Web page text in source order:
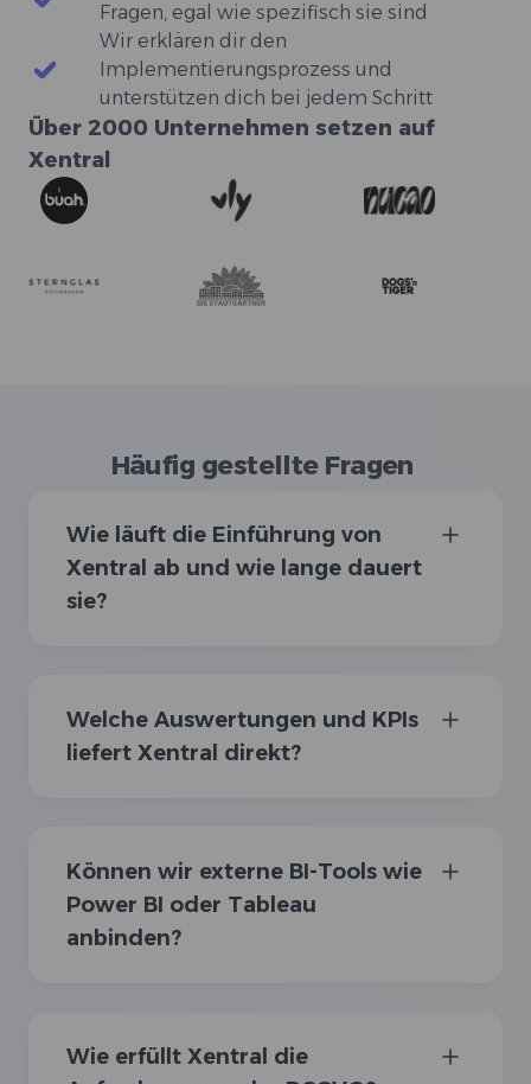
Fragen, egal wie spezifisch sie sind
Wir erklären dir den
Implementierungsprozess und
unterstützen dich bei jedem Schritt
Über 2000 Unternehmen setzen auf
Xentral
Häufig gestellte Fragen
Wie läuft die Einführung von
Xentral ab und wie lange dauert
sie?
Welche Auswertungen und KPIs
liefert Xentral direkt?
Können wir externe BI-Tools wie
Power BI oder Tableau
anbinden?
Wie erfüllt Xentral die